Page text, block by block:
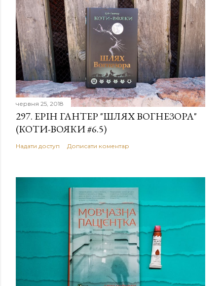
червня 25, 2018
297. ЕРІН ГАНТЕР "ШЛЯХ ВОГНЕЗОРА"
(КОТИ-ВОЯКИ #6.5)
Надати доступ Дописати коментар